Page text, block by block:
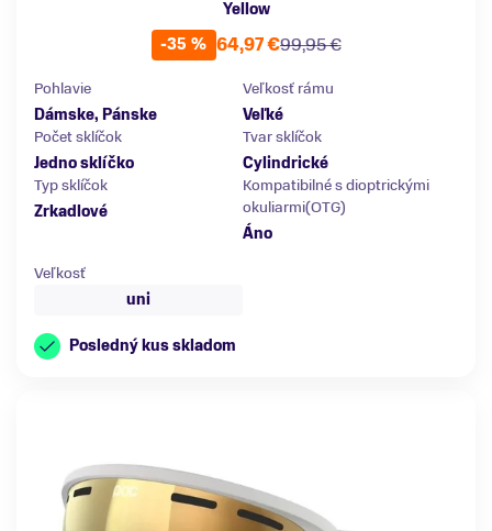
Yellow
-35 %
99,95 €
64,97 €
Pohlavie
Dámske, Pánske
Veľkosť rámu
Veľké
Počet sklíčok
Jedno sklíčko
Tvar sklíčok
Cylindrické
Typ sklíčok
Zrkadlové
Kompatibilné s dioptrickými
okuliarmi(OTG)
Áno
Veľkosť
uni
Posledný kus skladom